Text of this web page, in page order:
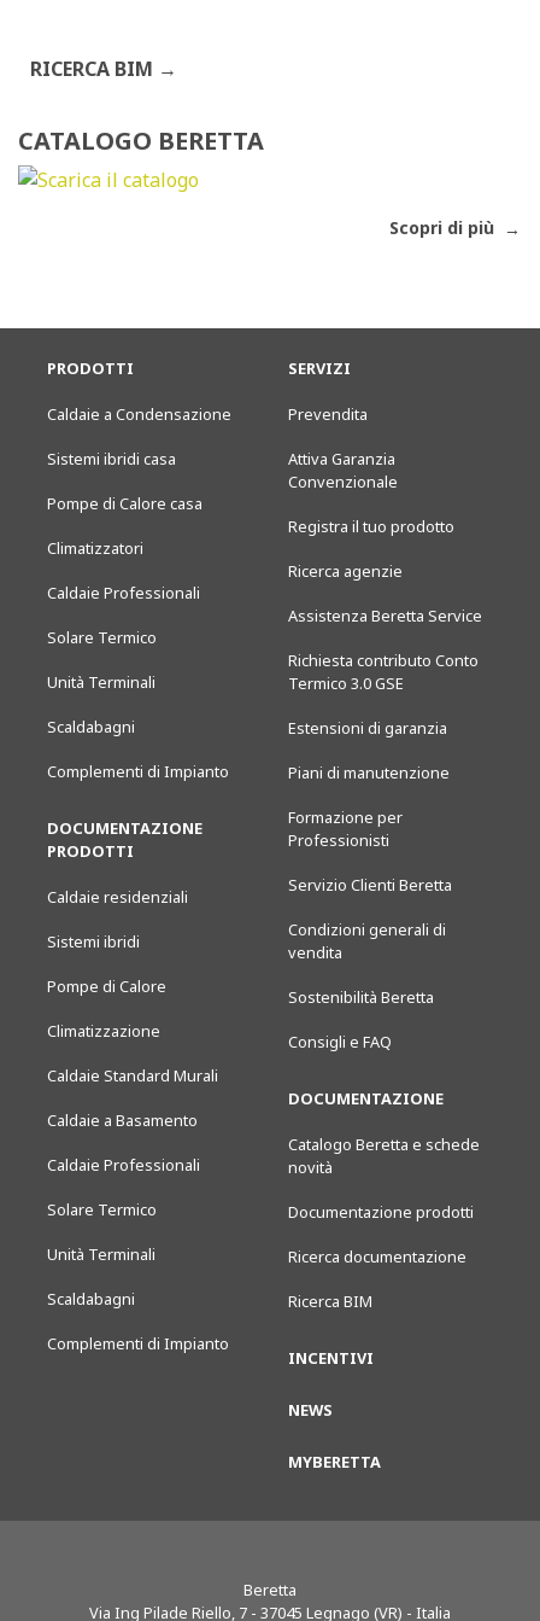
RICERCA BIM
CATALOGO BERETTA
Scopri di più
PRODOTTI
Caldaie a Condensazione
Sistemi ibridi casa
Pompe di Calore casa
Climatizzatori
Caldaie Professionali
Solare Termico
Unità Terminali
Scaldabagni
Complementi di Impianto
DOCUMENTAZIONE
PRODOTTI
Caldaie residenziali
Sistemi ibridi
Pompe di Calore
Climatizzazione
Caldaie Standard Murali
Caldaie a Basamento
Caldaie Professionali
Solare Termico
Unità Terminali
Scaldabagni
Complementi di Impianto
SERVIZI
Prevendita
Attiva Garanzia
Convenzionale
Registra il tuo prodotto
Ricerca agenzie
Assistenza Beretta Service
Richiesta contributo Conto
Termico 3.0 GSE
Estensioni di garanzia
Piani di manutenzione
Formazione per
Professionisti
Servizio Clienti Beretta
Condizioni generali di
vendita
Sostenibilità Beretta
Consigli e FAQ
DOCUMENTAZIONE
Catalogo Beretta e schede
novità
Documentazione prodotti
Ricerca documentazione
Ricerca BIM
INCENTIVI
NEWS
MYBERETTA
Beretta
Via Ing Pilade Riello, 7 - 37045 Legnago (VR) - Italia